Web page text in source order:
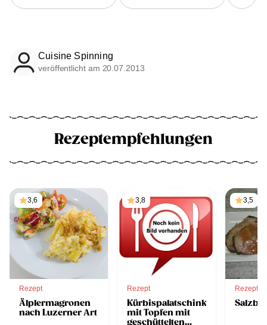
Cuisine Spinning
veröffentlicht am 20.07.2013
Rezeptempfehlungen
3,6
Rezept
Älplermagronen
nach Luzerner Art
3,8
Rezept
Kürbispalatschinken
mit Topfen mit
geschüttelten
3,5
Rezept